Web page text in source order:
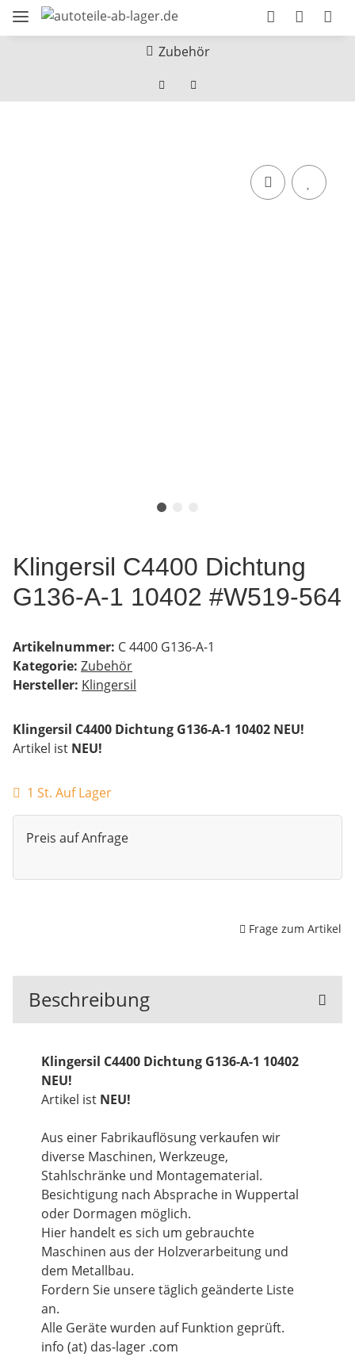
Zubehör
Klingersil C4400 Dichtung
G136-A-1 10402 #W519-564
Artikelnummer: C 4400 G136-A-1
Kategorie: Zubehör
Hersteller: Klingersil
Klingersil C4400 Dichtung G136-A-1 10402 NEU!
Artikel ist NEU!
1 St. Auf Lager
Preis auf Anfrage
Frage zum Artikel
Beschreibung
Klingersil C4400 Dichtung G136-A-1 10402
NEU!
Artikel ist NEU!
Aus einer Fabrikauflösung verkaufen wir
diverse Maschinen, Werkzeuge,
Stahlschränke und Montagematerial.
Besichtigung nach Absprache in Wuppertal
oder Dormagen möglich.
Hier handelt es sich um gebrauchte
Maschinen aus der Holzverarbeitung und
dem Metallbau.
Fordern Sie unsere täglich geänderte Liste
an.
Alle Geräte wurden auf Funktion geprüft.
info (at) das-lager .com